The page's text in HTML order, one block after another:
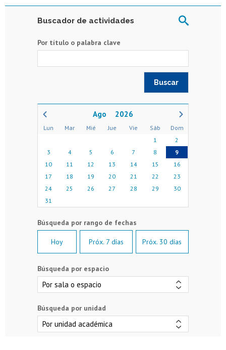
Buscador de actividades
Por título o palabra clave
2026
Lun Mar Mié Jue Vie Sáb
Dom
1
2
3
4 5 6 7 8
9
10
11 12 13 14 15
16
17
18 19 20 21 22
23
24
25 26 27 28 29
30
31
Hoy Próx. 7 días Próx. 30 días
Búsqueda por espacio
Búsqueda por unidad